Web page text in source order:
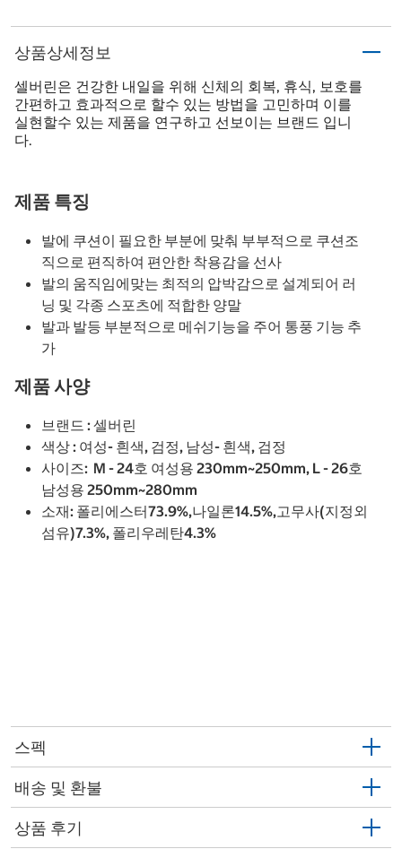
상품상세정보
셀버린은 건강한 내일을 위해 신체의 회복, 휴식, 보호를
간편하고 효과적으로 할수 있는 방법을 고민하며 이를
실현할수 있는 제품을 연구하고 선보이는 브랜드 입니
다.
제품 특징
발에 쿠션이 필요한 부분에 맞춰 부부적으로 쿠션조
직으로 편직하여 편안한 착용감을 선사
발의 움직임에맞는 최적의 압박감으로 설계되어 러
닝 및 각종 스포츠에 적합한 양말
발과 발등 부분적으로 메쉬기능을 주어 통풍 기능 추
가
제품 사양
브랜드 : 셀버린
색상 : 여성- 흰색, 검정, 남성- 흰색, 검정
사이즈: M - 24호 여성용 230mm~250mm, L - 26호
남성용 250mm~280mm
소재: 폴리에스터73.9%,나일론14.5%,고무사(지정외
섬유)7.3%, 폴리우레탄4.3%
스펙
배송 및 환불
상품 후기